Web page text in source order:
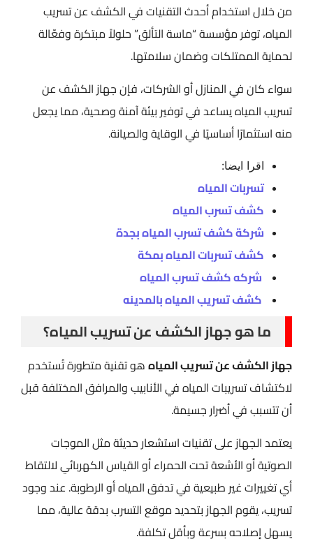
من خلال استخدام أحدث التقنيات في الكشف عن تسريب
المياه، توفر مؤسسة “ماسة التألق” حلولاً مبتكرة وفعّالة
لحماية الممتلكات وضمان سلامتها.
سواء كان في المنازل أو الشركات، فإن جهاز الكشف عن
تسريب المياه يساعد في توفير بيئة آمنة وصحية، مما يجعل
منه استثمارًا أساسيًا في الوقاية والصيانة.
اقرا ايضا:
تسربات المياه
كشف تسرب المياه
شركة كشف تسرب المياه بجدة
كشف تسربات المياه بمكة
شركه كشف تسرب المياه
كشف تسريب المياه بالمدينه
ما هو جهاز الكشف عن تسريب المياه؟
جهاز الكشف عن تسريب المياههو تقنية متطورة تُستخدم
لاكتشاف تسريبات المياه في الأنابيب والمرافق المختلفة قبل
أن تتسبب في أضرار جسيمة.
يعتمد الجهاز على تقنيات استشعار حديثة مثل الموجات
الصوتية أو الأشعة تحت الحمراء أو القياس الكهربائي لالتقاط
أي تغييرات غير طبيعية في تدفق المياه أو الرطوبة. عند وجود
تسريب، يقوم الجهاز بتحديد موقع التسرب بدقة عالية، مما
يسهل إصلاحه بسرعة وبأقل تكلفة.